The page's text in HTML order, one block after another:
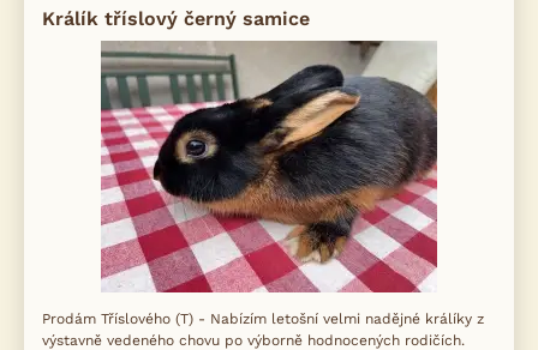
Králík tříslový černý samice
Prodám Tříslového (T) - Nabízím letošní velmi nadějné králíky z
výstavně vedeného chovu po výborně hodnocených rodičích.